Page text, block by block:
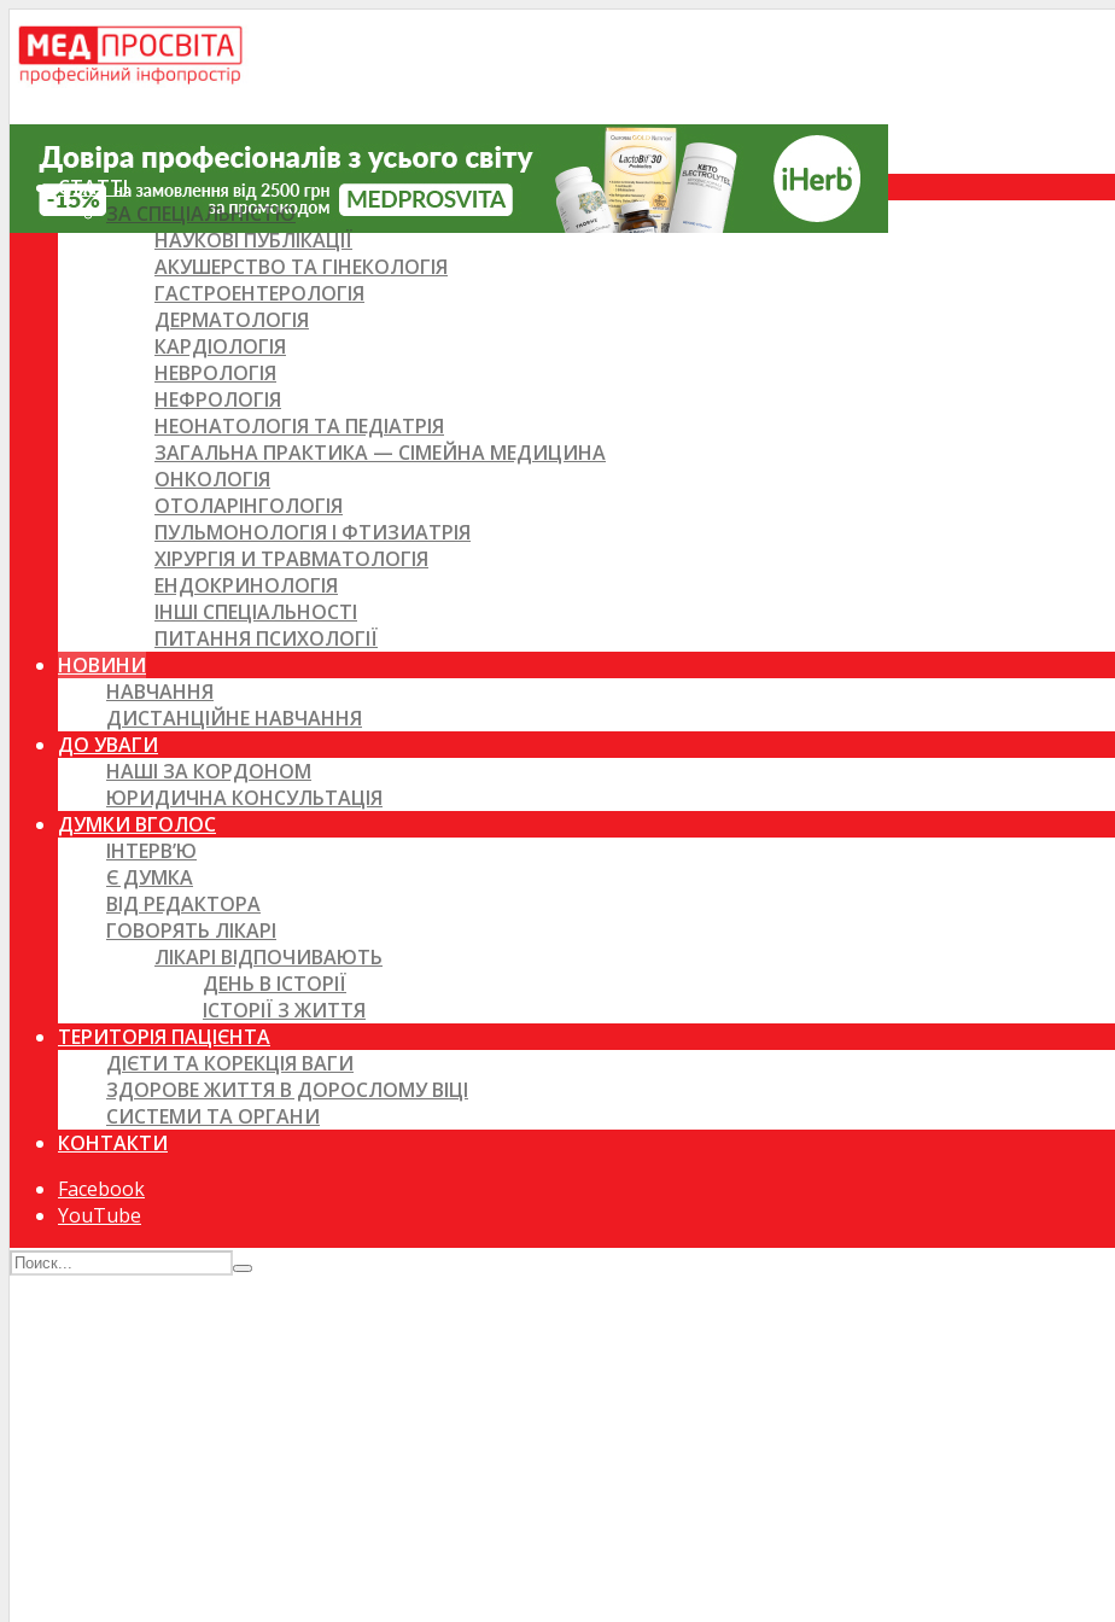
СТАТТІ
ЗА СПЕЦІАЛЬНІСТЮ
НАУКОВІ ПУБЛІКАЦІЇ
АКУШЕРСТВО ТА ГІНЕКОЛОГІЯ
ГАСТРОЕНТЕРОЛОГІЯ
ДЕРМАТОЛОГІЯ
КАРДІОЛОГІЯ
НЕВРОЛОГІЯ
НЕФРОЛОГІЯ
НЕОНАТОЛОГІЯ ТА ПЕДІАТРІЯ
ЗАГАЛЬНА ПРАКТИКА — СІМЕЙНА МЕДИЦИНА
ОНКОЛОГІЯ
ОТОЛАРІНГОЛОГІЯ
ПУЛЬМОНОЛОГІЯ І ФТИЗИАТРІЯ
ХІРУРГІЯ И ТРАВМАТОЛОГІЯ
ЕНДОКРИНОЛОГІЯ
ІНШІ СПЕЦІАЛЬНОСТІ
ПИТАННЯ ПСИХОЛОГІЇ
НОВИНИ
НАВЧАННЯ
ДИСТАНЦІЙНЕ НАВЧАННЯ
ДО УВАГИ
НАШІ ЗА КОРДОНОМ
ЮРИДИЧНА КОНСУЛЬТАЦІЯ
ДУМКИ ВГОЛОС
ІНТЕРВ’Ю
Є ДУМКА
ВІД РЕДАКТОРА
ГОВОРЯТЬ ЛІКАРІ
ЛІКАРІ ВІДПОЧИВАЮТЬ
ДЕНЬ В ІСТОРІЇ
ІСТОРІЇ З ЖИТТЯ
ТЕРИТОРІЯ ПАЦІЄНТА
ДІЄТИ ТА КОРЕКЦІЯ ВАГИ
ЗДОРОВЕ ЖИТТЯ В ДОРОСЛОМУ ВІЦІ
СИСТЕМИ ТА ОРГАНИ
КОНТАКТИ
Facebook
YouTube